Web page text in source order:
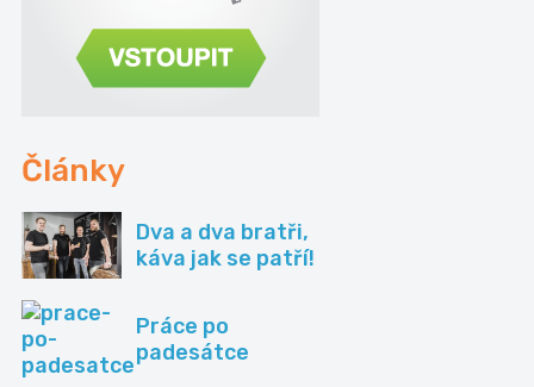
Články
Dva a dva bratři,
káva jak se patří!
Práce po
padesátce